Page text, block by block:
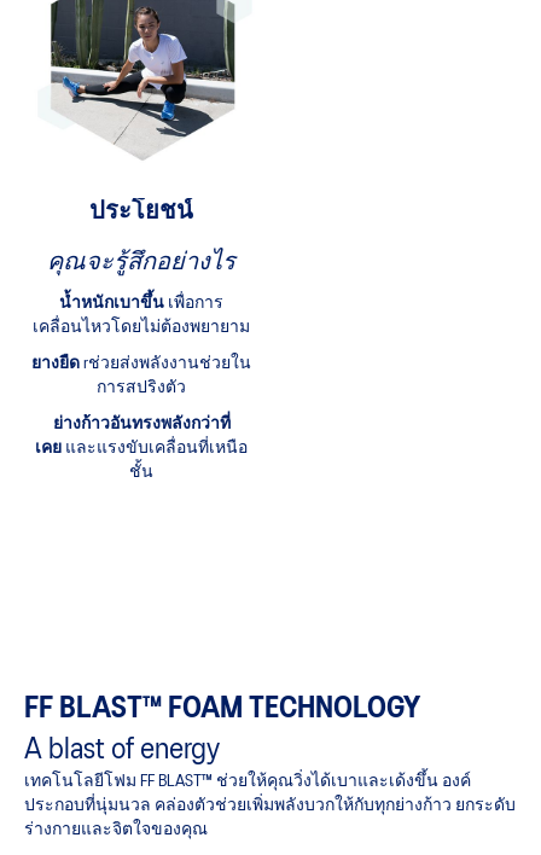
ประโยชน์
คุณจะรู้สึกอย่างไร
น้ำหนักเบาขึ้น เพื่อการ
เคลื่อนไหวโดยไม่ต้องพยายาม
ยางยืด rช่วยส่งพลังงานช่วยใน
การสปริงตัว
ย่างก้าวอันทรงพลังกว่าที่
เคย และแรงขับเคลื่อนที่เหนือ
ชั้น
FF BLAST™ FOAM TECHNOLOGY
A blast of energy
เทคโนโลยีโฟม FF BLAST™ ช่วยให้คุณวิ่งได้เบาและเด้งขึ้น องค์
ประกอบที่นุ่มนวล คล่องตัวช่วยเพิ่มพลังบวกให้กับทุกย่างก้าว ยกระดับ
ร่างกายและจิตใจของคุณ